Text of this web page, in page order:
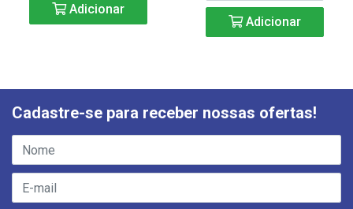
Adicionar
Adicionar
Cadastre-se para receber nossas ofertas!